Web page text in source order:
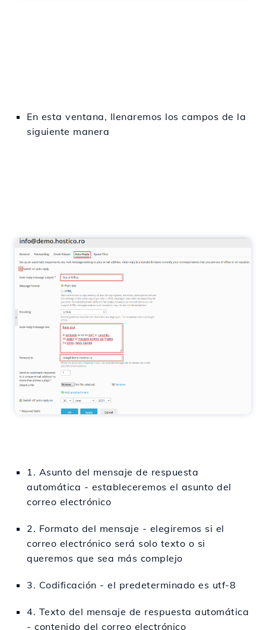
En esta ventana, llenaremos los campos de la
siguiente manera
1. Asunto del mensaje de respuesta
automática - estableceremos el asunto del
correo electrónico
2. Formato del mensaje - elegiremos si el
correo electrónico será solo texto o si
queremos que sea más complejo
3. Codificación - el predeterminado es utf-8
4. Texto del mensaje de respuesta automática
- contenido del correo electrónico